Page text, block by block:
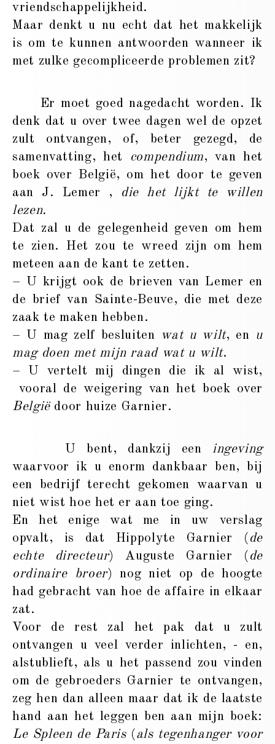
vriendschappelijkheid.
Maar denkt u nu echt dat het makkelijk
is om te kunnen antwoorden wanneer ik
met zulke gecompliceerde problemen zit?
Er moet goed nagedacht worden. Ik
denk dat u over twee dagen wel de opzet
zult ontvangen, of, beter gezegd, de
samenvatting, het
compendium, van het
boek over België, om het door te geven
aan J. Lemer , die het lijkt te willen
lezen.
Dat zal u de gelegenheid geven om hem
te zien. Het zou te wreed zijn om hem
meteen aan de kant te zetten.
– U krijgt ook de brieven van Lemer en
de brief van Sainte-Beuve, die met deze
zaak te maken hebben.
– U mag zelf besluiten wat u wilt, en u
mag doen met mijn raad wat u wilt.
– U vertelt mij dingen die ik al wist,
vooral de weigering van het boek over
Belgiëdoor huize Garnier.
U bent, dankzij een ingeving
waarvoor ik u enorm dankbaar ben, bij
een bedrijf terecht gekomen waarvan u
niet wist hoe het er aan toe ging.
En het enige wat me in uw verslag
opvalt, is dat Hippolyte Garnier ( de
echte directeur) Auguste Garnier ( de
ordinaire broer) nog niet op de hoogte
had gebracht van hoe de affaire in elkaar
zat.
Voor de rest zal het pak dat u zult
ontvangen u veel verder inlichten, - en,
alstublieft, als u het passend zou vinden
om de gebroeders Garnier te ontvangen,
zeg hen dan alleen maar dat ik de laatste
hand aan het leggen ben aan mijn boek:
Le Spleen de Paris(als tegenhanger voor